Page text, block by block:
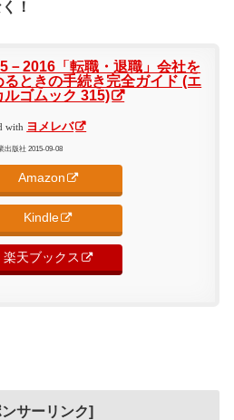
！
－2016「転職・退職」会社を
るときの手続き完全ガイド (エ
ルゴムック 315)
with ヨメレバ
出版社 2015-09-08
Amazon
Kindle
楽天ブックス
ンサーリンク]